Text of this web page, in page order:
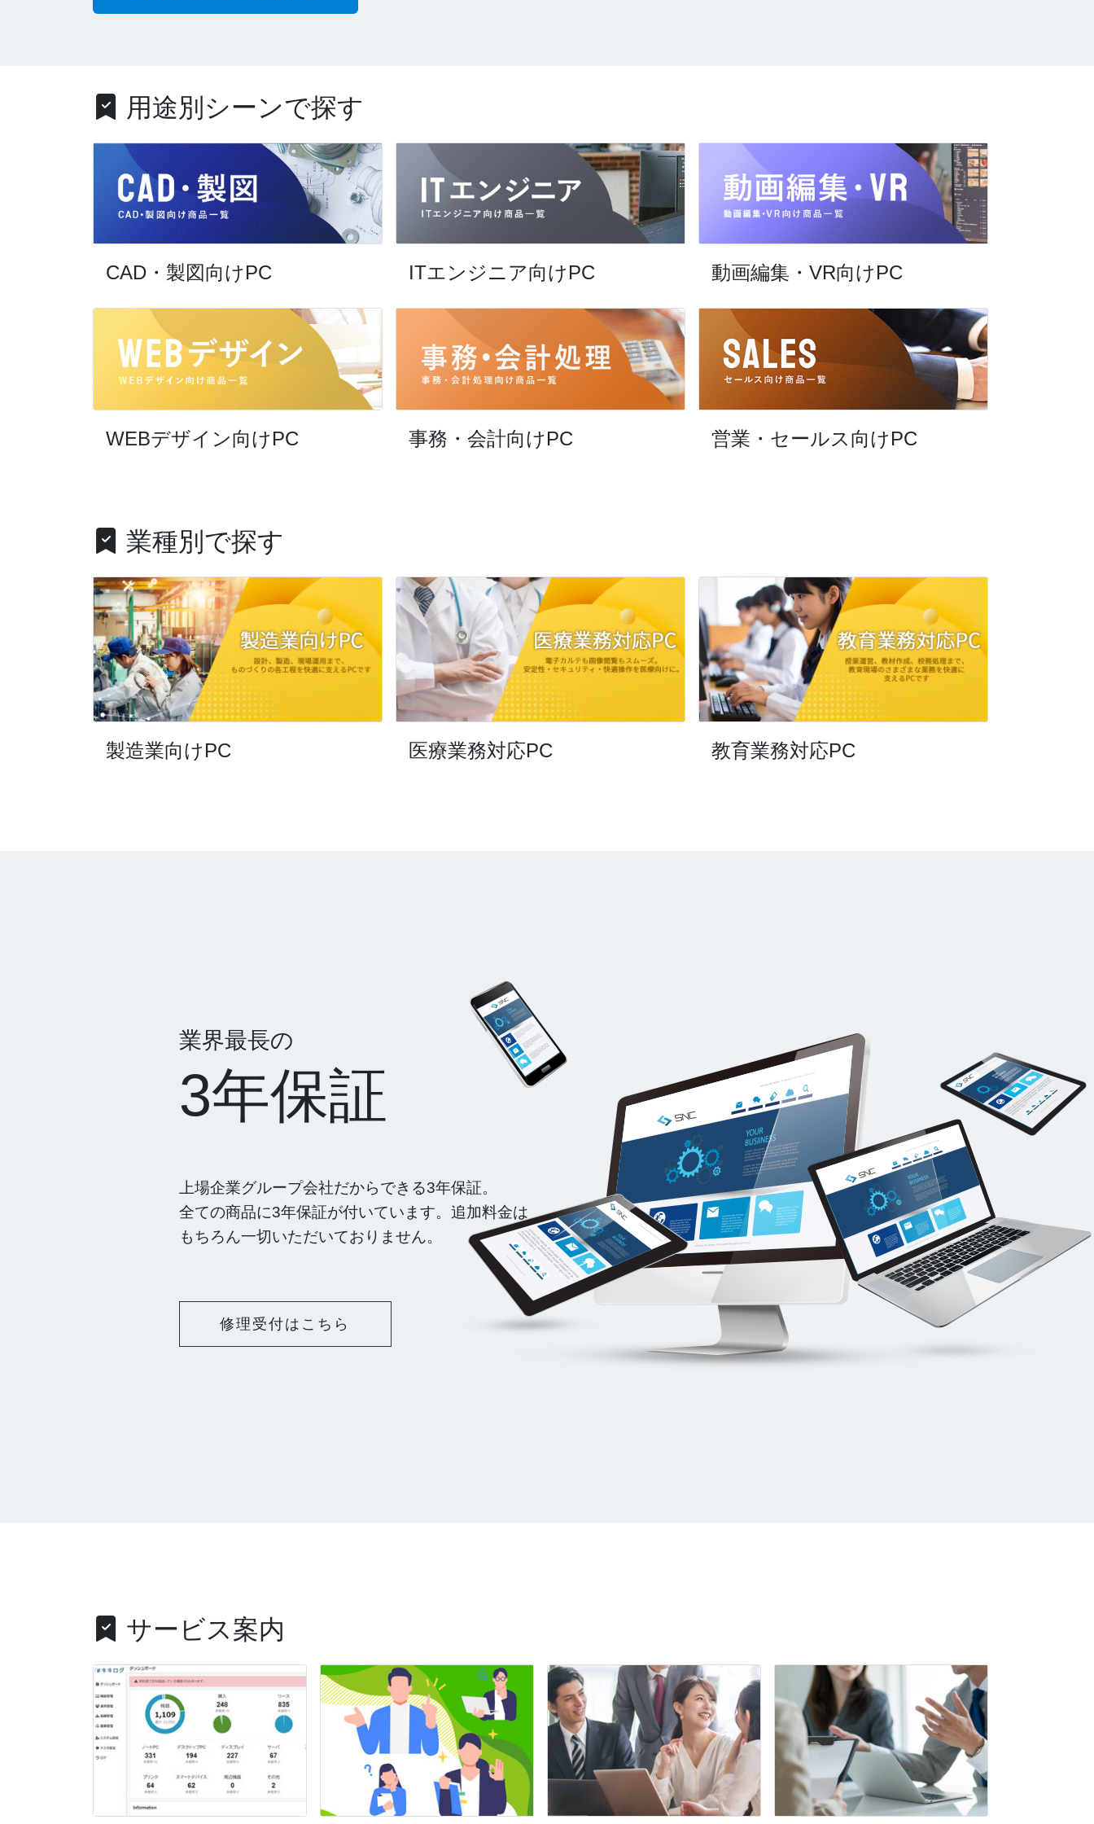
用途別シーンで探す
CAD・製図向けPC ITエンジニア向けPC 動画編集・VR向けPC
WEBデザイン向けPC 事務・会計向けPC 営業・セールス向けPC
業種別で探す
製造業向けPC 医療業務対応PC 教育業務対応PC
業界最長の
3年保証
上場企業グループ会社だからできる3年保証。
全ての商品に3年保証が付いています。追加料金は
もちろん一切いただいておりません。
修理受付はこちら
サービス案内